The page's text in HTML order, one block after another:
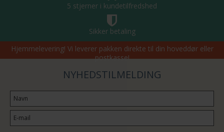
5 stjerner i kundetilfredshed
Sikker betaling
Hjemmelevering! Vi leverer pakken direkte til din hoveddør eller
postkasse!
NYHEDSTILMELDING